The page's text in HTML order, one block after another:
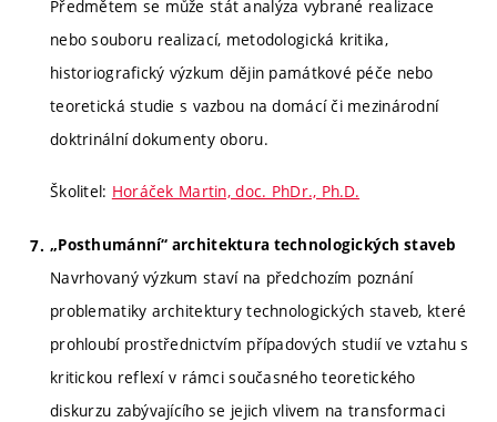
Předmětem se může stát analýza vybrané realizace
nebo souboru realizací, metodologická kritika,
historiografický výzkum dějin památkové péče nebo
teoretická studie s vazbou na domácí či mezinárodní
doktrinální dokumenty oboru.
Školitel: Horáček Martin, doc. PhDr., Ph.D.
„Posthumánní“ architektura technologických staveb
Navrhovaný výzkum staví na předchozím poznání
problematiky architektury technologických staveb, které
prohloubí prostřednictvím případových studií ve vztahu s
kritickou reflexí v rámci současného teoretického
diskurzu zabývajícího se jejich vlivem na transformaci